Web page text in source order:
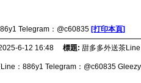
Telegram：@c60835 [打印本頁]
6-12 16:48 標題: 甜多多外送茶
：886y1 Telegram：@c60835